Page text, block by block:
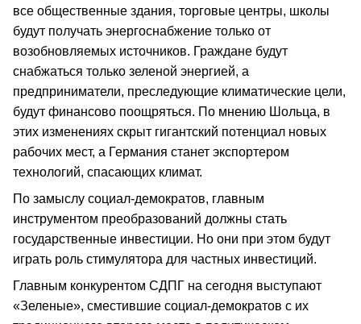
все общественные здания, торговые центры, школы
будут получать энергоснабжение только от
возобновляемых источников. Граждане будут
снабжаться только зеленой энергией, а
предприниматели, преследующие климатические цели,
будут финансово поощряться. По мнению Шольца, в
этих изменениях скрыт гигантский потенциал новых
рабочих мест, а Германия станет экспортером
технологий, спасающих климат.
По замыслу социал-демократов, главным
инструментом преобразований должны стать
государственные инвестиции. Но они при этом будут
играть роль стимулятора для частных инвестиций.
Главным конкурентом СДПГ на сегодня выступают
«Зеленые», сместившие социал-демократов с их